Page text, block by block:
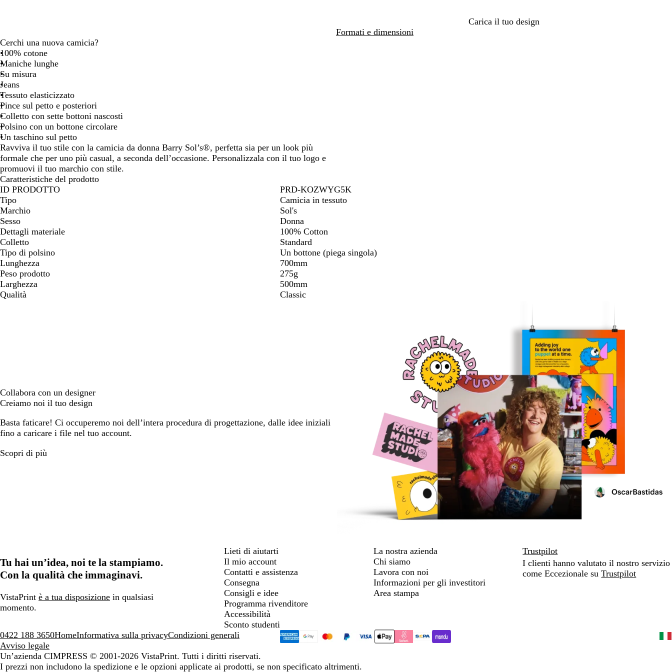
Carica il tuo design
Formati e dimensioni
Cerchi una nuova camicia?
100% cotone
Maniche lunghe
Su misura
Jeans
Tessuto elasticizzato
Pince sul petto e posteriori
Colletto con sette bottoni nascosti
Polsino con un bottone circolare
Un taschino sul petto
Ravviva il tuo stile con la camicia da donna Barry Sol’s®, perfetta sia per un look più
formale che per uno più casual, a seconda dell’occasione. Personalizzala con il tuo logo e
promuovi il tuo marchio con stile.
Caratteristiche del prodotto
ID PRODOTTO
PRD-KOZWYG5K
Tipo
Camicia in tessuto
Marchio
Sol's
Sesso
Donna
Dettagli materiale
100% Cotton
Colletto
Standard
Tipo di polsino
Un bottone (piega singola)
Lunghezza
700mm
Peso prodotto
275g
Larghezza
500mm
Qualità
Classic
Collabora con un designer
Creiamo noi il tuo design
Basta faticare! Ci occuperemo noi dell’intera procedura di progettazione, dalle idee iniziali
fino a caricare i file nel tuo account.
Scopri di più
Tu hai un’idea, noi te la stampiamo.
Con la qualità che immaginavi.
VistaPrint è a tua disposizione in qualsiasi
momento.
Lieti di aiutarti
Il mio account
Contatti e assistenza
Consegna
Consigli e idee
Programma rivenditore
Accessibilità
Sconto studenti
La nostra azienda
Chi siamo
Lavora con noi
Informazioni per gli investitori
Area stampa
Trustpilot
I clienti hanno valutato il nostro servizio
come Eccezionale suTrustpilot
0422 188 3650HomeInformativa sulla privacyCondizioni generali
Avviso legale
Un’azienda CIMPRESS © 2001-2026 VistaPrint. Tutti i diritti riservati.
I prezzi non includono la spedizione e le opzioni applicate ai prodotti, se non specificato altrimenti.